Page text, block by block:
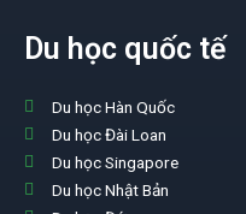
Du học quốc tế
Du học Hàn Quốc
Du học Đài Loan
Du học Singapore
Du học Nhật Bản